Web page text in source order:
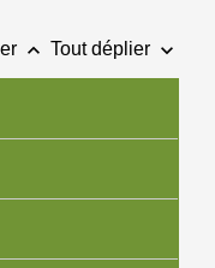
keyboard_arrow_up Tout déplier keyboard_arrow_down